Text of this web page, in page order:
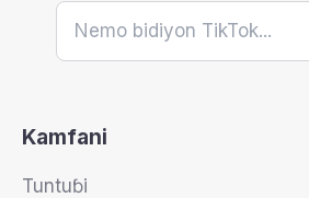
Kamfani
Tuntuɓi